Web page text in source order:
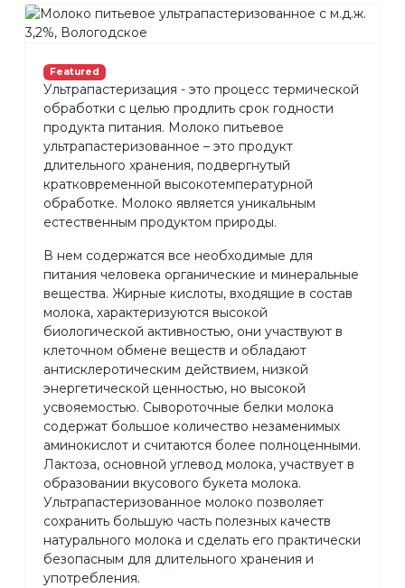
Featured
Ультрапастеризация - это процесс термической
обработки с целью продлить срок годности
продукта питания. Молоко питьевое
ультрапастеризованное – это продукт
длительного хранения, подвергнутый
кратковременной высокотемпературной
обработке. Молоко является уникальным
естественным продуктом природы.
В нем содержатся все необходимые для
питания человека органические и минеральные
вещества. Жирные кислоты, входящие в состав
молока, характеризуются высокой
биологической активностью, они участвуют в
клеточном обмене веществ и обладают
антисклеротическим действием, низкой
энергетической ценностью, но высокой
усвояемостью. Сывороточные белки молока
содержат большое количество незаменимых
аминокислот и считаются более полноценными.
Лактоза, основной углевод молока, участвует в
образовании вкусового букета молока.
Ультрапастеризованное молоко позволяет
сохранить большую часть полезных качеств
натурального молока и сделать его практически
безопасным для длительного хранения и
употребления.